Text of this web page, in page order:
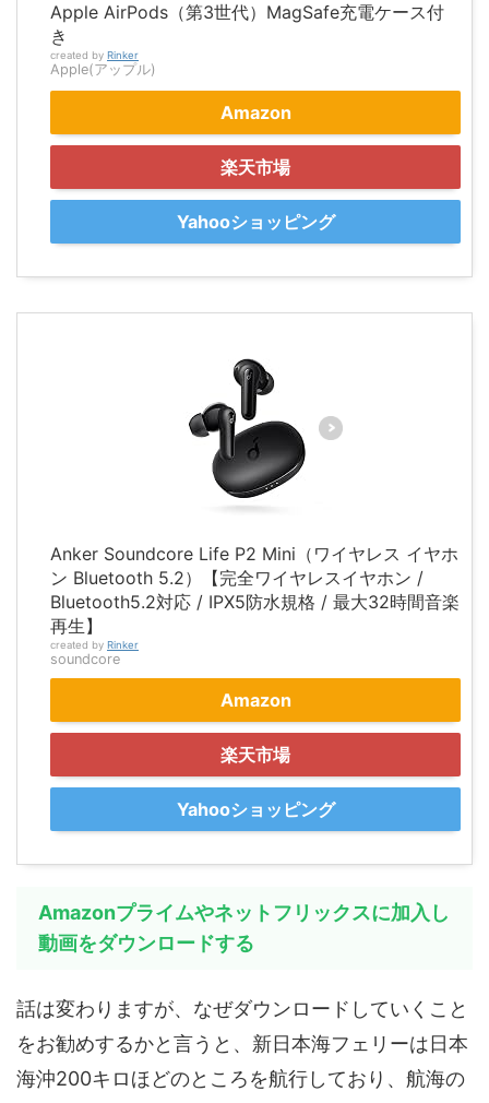
Apple AirPods（第3世代）MagSafe充電ケース付
き
created by Rinker
Apple(アップル)
Amazon
楽天市場
Yahooショッピング
Anker Soundcore Life P2 Mini（ワイヤレス イヤホ
ン Bluetooth 5.2）【完全ワイヤレスイヤホン /
Bluetooth5.2対応 / IPX5防水規格 / 最大32時間音楽
再生】
created by Rinker
soundcore
Amazon
楽天市場
Yahooショッピング
Amazonプライムやネットフリックスに加入し
動画をダウンロードする
話は変わりますが、なぜダウンロードしていくこと
をお勧めするかと言うと、新日本海フェリーは日本
海沖200キロほどのところを航行しており、航海の